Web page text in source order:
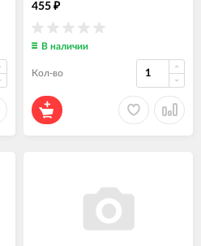
455 ₽
В наличии
Кол-во